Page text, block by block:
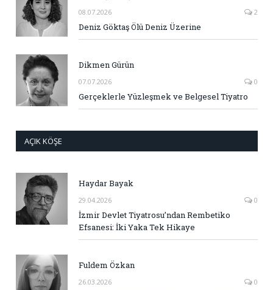
08.07.2026 2
Deniz Göktaş Ölü Deniz Üzerine
Dikmen Gürün
07.07.2026 0
Gerçeklerle Yüzleşmek ve Belgesel Tiyatro
AÇIK KÖŞE
Haydar Bayak
29.04.2026 0
İzmir Devlet Tiyatrosu’ndan Rembetiko
Efsanesi: İki Yaka Tek Hikaye
Fuldem Özkan
26.03.2026 0